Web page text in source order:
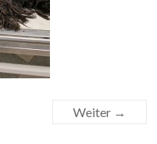
Weiter →